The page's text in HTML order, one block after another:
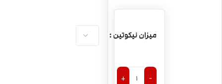
میزان نیکوتین
-
+